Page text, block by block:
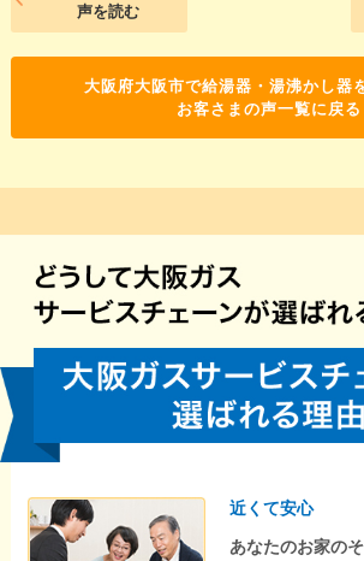
声を読む
大阪府大阪市で給湯器・湯沸かし器
お客さまの声一覧に戻る
近くて安心
あなたのお家の